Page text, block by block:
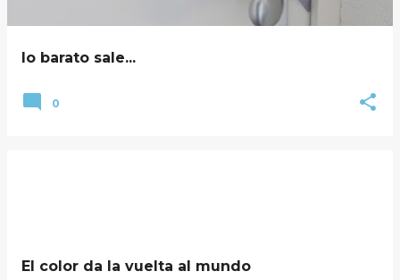
lo barato sale...
0
El color da la vuelta al mundo